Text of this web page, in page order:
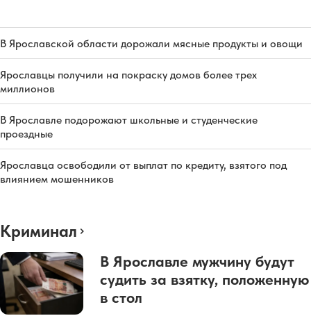
В Ярославской области дорожали мясные продукты и овощи
Ярославцы получили на покраску домов более трех
миллионов
В Ярославле подорожают школьные и студенческие
проездные
Ярославца освободили от выплат по кредиту, взятого под
влиянием мошенников
Криминал
В Ярославле мужчину будут
судить за взятку, положенную
в стол